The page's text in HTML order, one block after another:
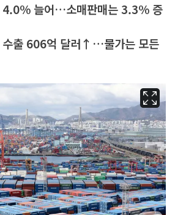
4.0% 늘어…소매판매는 3.3% 증
수출 606억 달러↑…물가는 모든